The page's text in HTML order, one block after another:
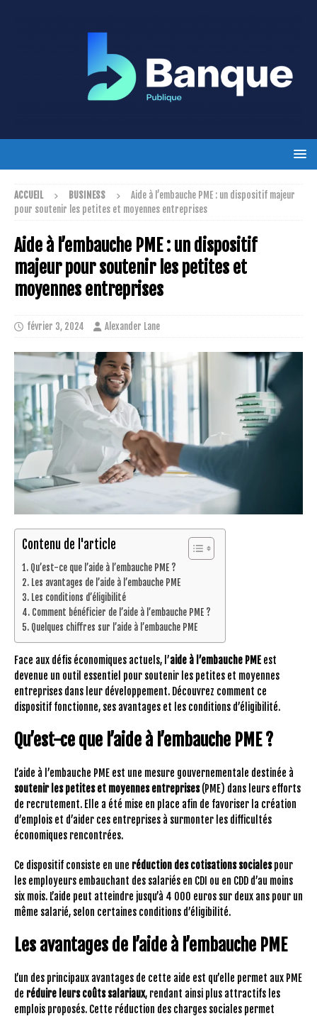
ACCUEIL BUSINESS
Aide à l’embauche PME : un dispositif majeur
pour soutenir les petites et moyennes entreprises
Aide à l’embauche PME : un dispositif
majeur pour soutenir les petites et
moyennes entreprises
février 3, 2024 Alexander Lane
Contenu de l'article
Qu’est-ce que l’aide à l’embauche PME ?
Les avantages de l’aide à l’embauche PME
Les conditions d’éligibilité
Comment bénéficier de l’aide à l’embauche PME ?
Quelques chiffres sur l’aide à l’embauche PME
Face aux défis économiques actuels, l’aide à l’embauche PME est
devenue un outil essentiel pour soutenir les petites et moyennes
entreprises dans leur développement. Découvrez comment ce
dispositif fonctionne, ses avantages et les conditions d’éligibilité.
Qu’est-ce que l’aide à l’embauche PME ?
L’aide à l’embauche PME est une mesure gouvernementale destinée à
soutenir les petites et moyennes entreprises(PME) dans leurs efforts
de recrutement. Elle a été mise en place afin de favoriser la création
d’emplois et d’aider ces entreprises à surmonter les difficultés
économiques rencontrées.
Ce dispositif consiste en une réduction des cotisations socialespour
les employeurs embauchant des salariés en CDI ou en CDD d’au moins
six mois. L’aide peut atteindre jusqu’à 4 000 euros sur deux ans pour un
même salarié, selon certaines conditions d’éligibilité.
Les avantages de l’aide à l’embauche PME
L’un des principaux avantages de cette aide est qu’elle permet aux PME
de réduire leurs coûts salariaux, rendant ainsi plus attractifs les
emplois proposés. Cette réduction des charges sociales permet